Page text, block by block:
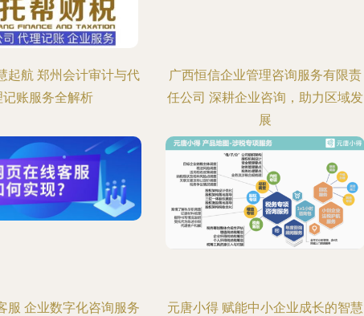
起航 郑州会计审计与代
记账服务全解析
广西恒信企业管理咨询服务有限责
任公司 深耕企业咨询，助力区域发
展
服 企业数字化咨询服务
元唐小得 赋能中小企业成长的智慧